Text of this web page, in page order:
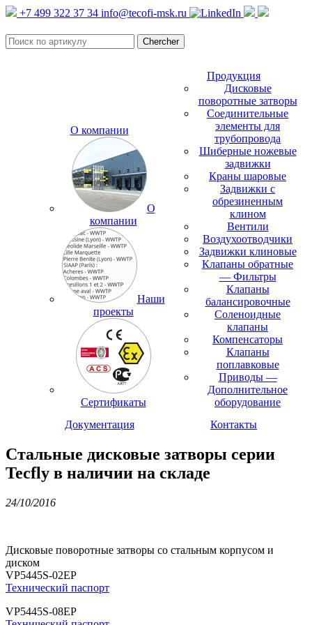
+7 499 322 37 34 info@tecofi-msk.ru
О компании
О
компании
Наши
проекты
Сертификаты
Продукция
Дисковые
поворотные затворы
Соединительные
элементы для
трубопровода
Шиберные ножевые
задвижки
Краны шаровые
Задвижки с
обрезиненным
клином
Вентили
Воздухоотводчики
Задвижки клиновые
Клапаны обратные
— Фильтры
Клапаны
балансировочные
Соленоидные
клапаны
Компенсаторы
Клапаны
поплавковые
Приводы —
Дополнительное
оборудование
Документация
Контакты
Стальные дисковые затворы серии
Tecfly в наличии на складе
24/10/2016
Дисковые поворотные затворы со стальным корпусом и
диском
VP5445S-02EP
Технический паспорт
VP5445S-08EP